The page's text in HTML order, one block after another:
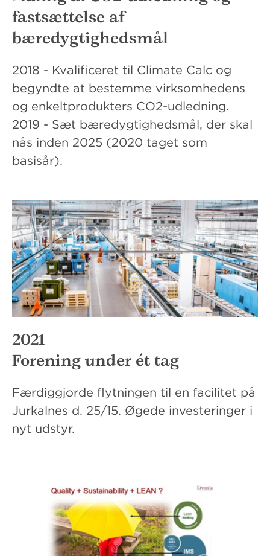
fastsættelse af
bæredygtighedsmål
2018 - Kvalificeret til Climate Calc og
begyndte at bestemme virksomhedens
og enkeltprodukters CO2-udledning.
2019 - Sæt bæredygtighedsmål, der skal
nås inden 2025 (2020 taget som
basisår).
2021
Forening under ét tag
Færdiggjorde flytningen til en facilitet på
Jurkalnes d. 25/15. Øgede investeringer i
nyt udstyr.